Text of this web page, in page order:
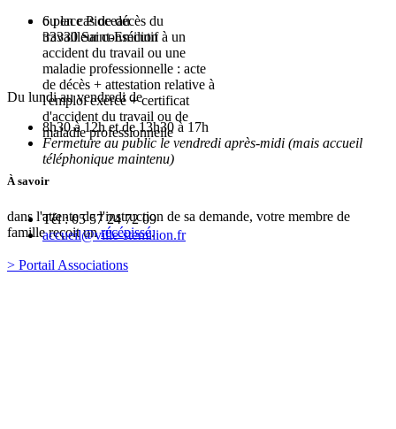
ou en cas de décès du
travailleur consécutif à un
accident du travail ou une
maladie professionnelle : acte
de décès + attestation relative à
l'emploi exercé + certificat
d'accident du travail ou de
maladie professionnelle
À savoir
dans l'attente de l'instruction de sa demande, votre membre de
famille reçoit unrécépissé.
6 place Pioceau
33330 Saint-Emilion
Du lundi au vendredi de
8h30 à 12h et de 13h30 à 17h
Fermeture au public le vendredi après-midi (mais accueil
téléphonique maintenu)
Tél : 05 57 24 72 09
accueil@ville-stemilion.fr
> Portail Associations